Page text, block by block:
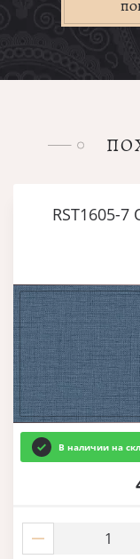
RST1605-
В наличии на